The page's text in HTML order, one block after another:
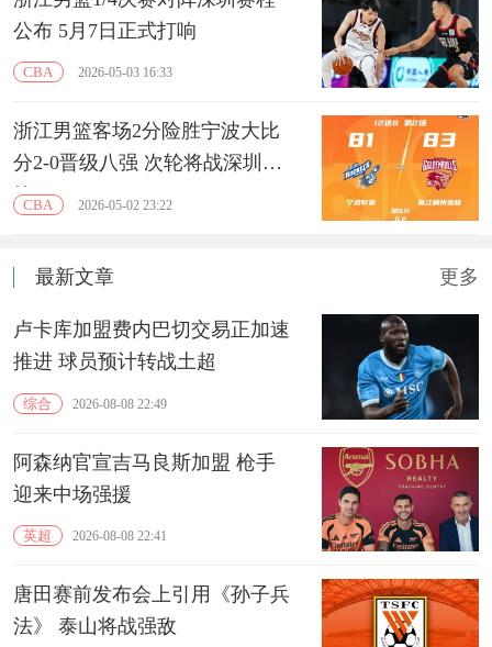
公布 5月7日正式打响
CBA 2026-05-03 16:33
浙江男篮客场2分险胜宁波大比
分2-0晋级八强 次轮将战深圳男
篮CBA 2026-05-02 23:22
最新文章 更多
卢卡库加盟费内巴切交易正加速
推进 球员预计转战土超
综合 2026-08-08 22:49
阿森纳官宣吉马良斯加盟 枪手
迎来中场强援
英超 2026-08-08 22:41
唐田赛前发布会上引用《孙子兵
法》 泰山将战强敌